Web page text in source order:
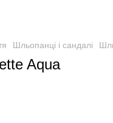
Шльопанці і сандалі
Aqua